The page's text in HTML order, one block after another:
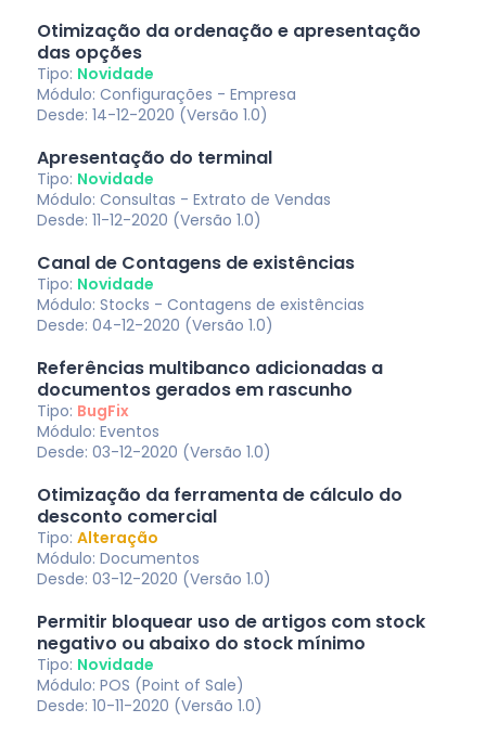
Otimização da ordenação e apresentação
das opções
Tipo: Novidade
Módulo: Configurações - Empresa
Desde: 14-12-2020 (Versão 1.0)
Apresentação do terminal
Tipo: Novidade
Módulo: Consultas - Extrato de Vendas
Desde: 11-12-2020 (Versão 1.0)
Canal de Contagens de existências
Tipo: Novidade
Módulo: Stocks - Contagens de existências
Desde: 04-12-2020 (Versão 1.0)
Referências multibanco adicionadas a
documentos gerados em rascunho
Tipo: BugFix
Módulo: Eventos
Desde: 03-12-2020 (Versão 1.0)
Otimização da ferramenta de cálculo do
desconto comercial
Tipo: Alteração
Módulo: Documentos
Desde: 03-12-2020 (Versão 1.0)
Permitir bloquear uso de artigos com stock
negativo ou abaixo do stock mínimo
Tipo: Novidade
Módulo: POS (Point of Sale)
Desde: 10-11-2020 (Versão 1.0)